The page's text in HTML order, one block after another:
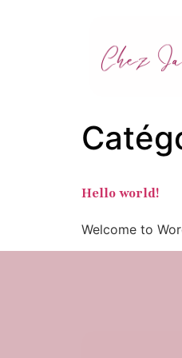
Hello world!
Welcome to